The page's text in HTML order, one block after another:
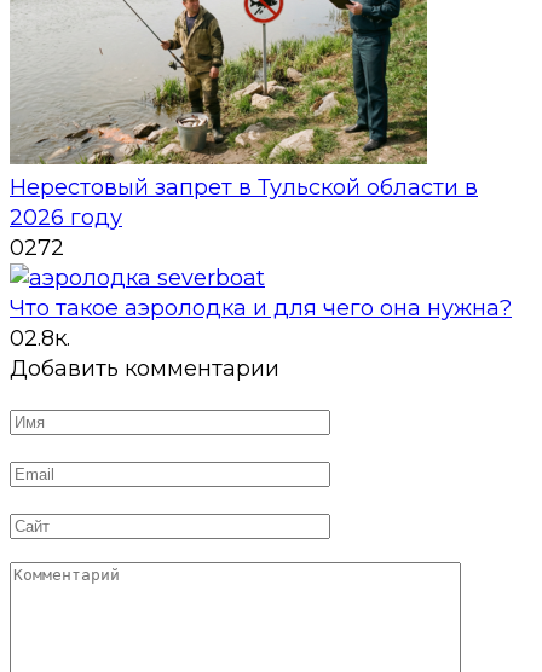
Нерестовый запрет в Тульской области в
2026 году
0272
Что такое аэролодка и для чего она нужна?
02.8к.
Добавить комментарии
Имя
Email
Сайт
Комментарий